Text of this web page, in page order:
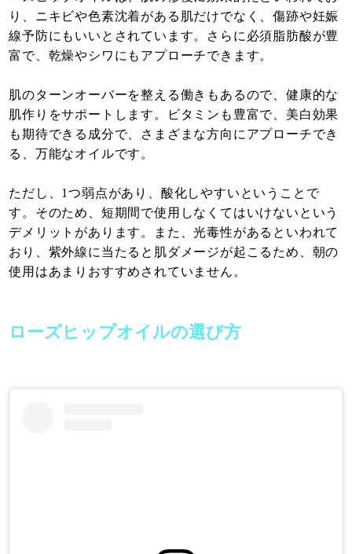
り、ニキビや色素沈着がある肌だけでなく、傷跡や妊娠
線予防にもいいとされています。さらに必須脂肪酸が豊
富で、乾燥やシワにもアプローチできます。
肌のターンオーバーを整える働きもあるので、健康的な
肌作りをサポートします。ビタミンも豊富で、美白効果
も期待できる成分で、さまざまな方向にアプローチでき
る、万能なオイルです。
ただし、1つ弱点があり、酸化しやすいということで
す。そのため、短期間で使用しなくてはいけないという
デメリットがあります。また、光毒性があるといわれて
おり、紫外線に当たると肌ダメージが起こるため、朝の
使用はあまりおすすめされていません。
ローズヒップオイルの選び方